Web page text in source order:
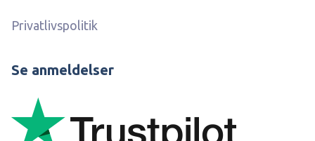
Privatlivspolitik
Se anmeldelser